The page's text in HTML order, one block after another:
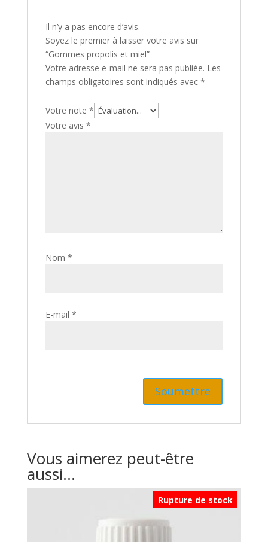
Il n’y a pas encore d’avis.
Soyez le premier à laisser votre avis sur
“Gommes propolis et miel”
Votre adresse e-mail ne sera pas publiée. Les
champs obligatoires sont indiqués avec *
Votre note *
Votre avis *
Nom *
E-mail *
Vous aimerez peut-être
aussi…
Rupture de stock